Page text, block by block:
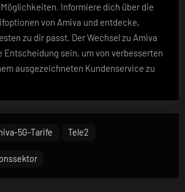
Informiere dich über die
von Amiva und entdecke,
zu dir passt. Der Wechsel zu Amiva
Entscheidung sein, um von verbesserten
ausgezeichneten Kundenservice zu
5G-Tarife Tele2